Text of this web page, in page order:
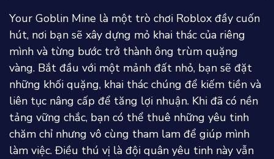
Your Goblin Mine là một trò chơi Roblox đầy cuốn
hút, nơi bạn sẽ xây dựng mỏ khai thác của riêng
mình và từng bước trở thành ông trùm quặng
vàng. Bắt đầu với một mảnh đất nhỏ, bạn sẽ đặt
những khối quặng, khai thác chúng để kiếm tiền và
liên tục nâng cấp để tăng lợi nhuận. Khi đã có nền
tảng vững chắc, bạn có thể thuê những yêu tinh
chăm chỉ nhưng vô cùng tham lam để giúp mình
làm việc. Điều thú vị là đội quân yêu tinh này vẫn